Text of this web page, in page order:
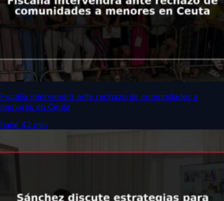
Fiscalía intervendrá ante rechazo de comunidades a
menores en Ceuta
hace 42 min